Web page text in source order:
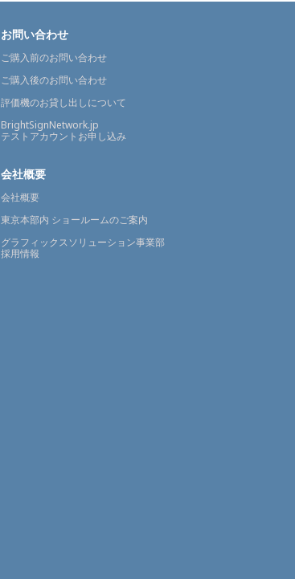
お問い合わせ
ご購入前のお問い合わせ
ご購入後のお問い合わせ
評価機のお貸し出しについて
BrightSignNetwork.jp
テストアカウントお申し込み
会社概要
会社概要
東京本部内 ショールームのご案内
グラフィックスソリューション事業部
採用情報